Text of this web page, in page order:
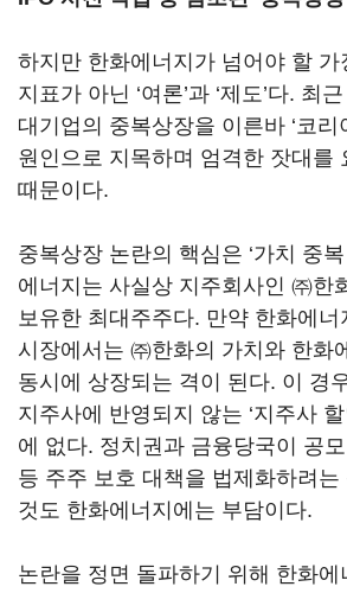
하지만 한화에너지가 넘어야 할 가
지표가 아닌 ‘여론’과 ‘제도’다. 최
대기업의 중복상장을 이른바 ‘코리
원인으로 지목하며 엄격한 잣대를
때문이다.
중복상장 논란의 핵심은 ‘가치 중
에너지는 사실상 지주회사인 ㈜한
보유한 최대주주다. 만약 한화에
시장에서는 ㈜한화의 가치와 한화
동시에 상장되는 격이 된다. 이 경
지주사에 반영되지 않는 ‘지주사
에 없다. 정치권과 금융당국이 공
등 주주 보호 대책을 법제화하려
것도 한화에너지에는 부담이다.
논란을 정면 돌파하기 위해 한화